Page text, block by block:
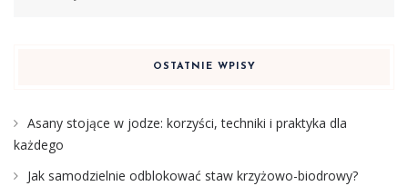
OSTATNIE WPISY
Asany stojące w jodze: korzyści, techniki i praktyka dla
każdego
Jak samodzielnie odblokować staw krzyżowo-biodrowy?